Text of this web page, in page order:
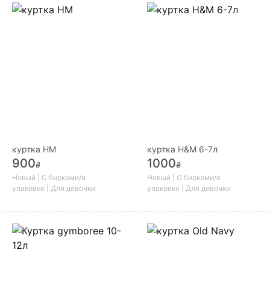
куртка HM
900₴
Новый | С бирками/в
упаковке | Для девочки
куртка H&M 6-7л
1000₴
Новый | С бирками/в
упаковке | Для девочки